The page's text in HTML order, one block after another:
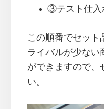
③テスト仕入
この順番でセット
ライバルが少ない
ができますので、
い。